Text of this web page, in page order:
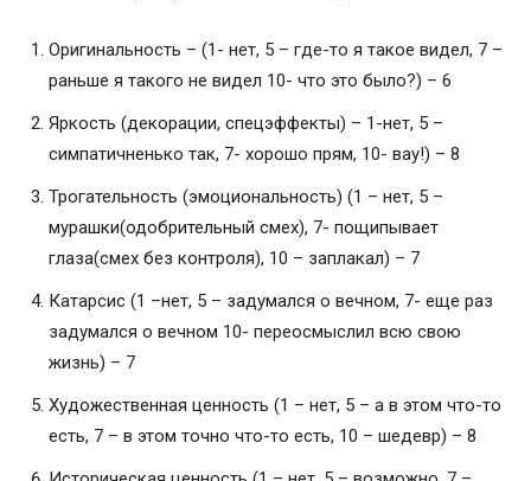
Оригинальность – (1- нет, 5 – где-то я такое видел, 7 –
раньше я такого не видел 10- что это было?) – 6
Яркость (декорации, спецэффекты) – 1-нет, 5 –
симпатичненько так, 7- хорошо прям, 10- вау!) – 8
Трогательность (эмоциональность) (1 – нет, 5 –
мурашки(одобрительный смех), 7- пощипывает
глаза(смех без контроля), 10 – заплакал) – 7
Катарсис (1 –нет, 5 – задумался о вечном, 7- еще раз
задумался о вечном 10- переосмыслил всю свою
жизнь) – 7
Художественная ценность (1 – нет, 5 – а в этом что-то
есть, 7 – в этом точно что-то есть, 10 – шедевр) – 8